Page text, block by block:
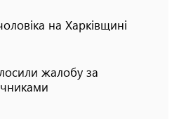
на Харківщині
жалобу за